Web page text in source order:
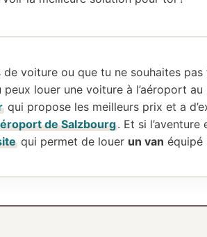
de voiture ou que tu ne souhaites
louer une voiture à l’aéroport
qui propose les meilleurs prix et a
de Salzbourg. Et si
qui permet de louer un van équipé